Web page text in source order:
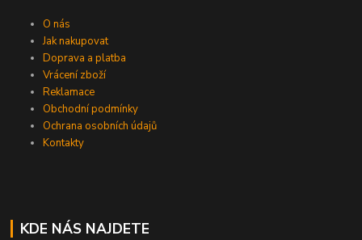
O nás
Jak nakupovat
Doprava a platba
Vrácení zboží
Reklamace
Obchodní podmínky
Ochrana osobních údajů
Kontakty
KDE NÁS NAJDETE